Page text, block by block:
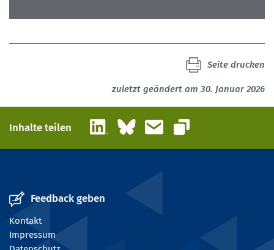
zuletzt geändert am 30. Januar 2026
Seite drucken
Inhalte teilen LinkedInBlueskyE-Mail
Link kopieren
Feedback geben
Kontakt
Impressum